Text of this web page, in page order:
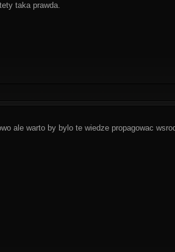
taka prawda.
ale warto by bylo te wiedze propagowac